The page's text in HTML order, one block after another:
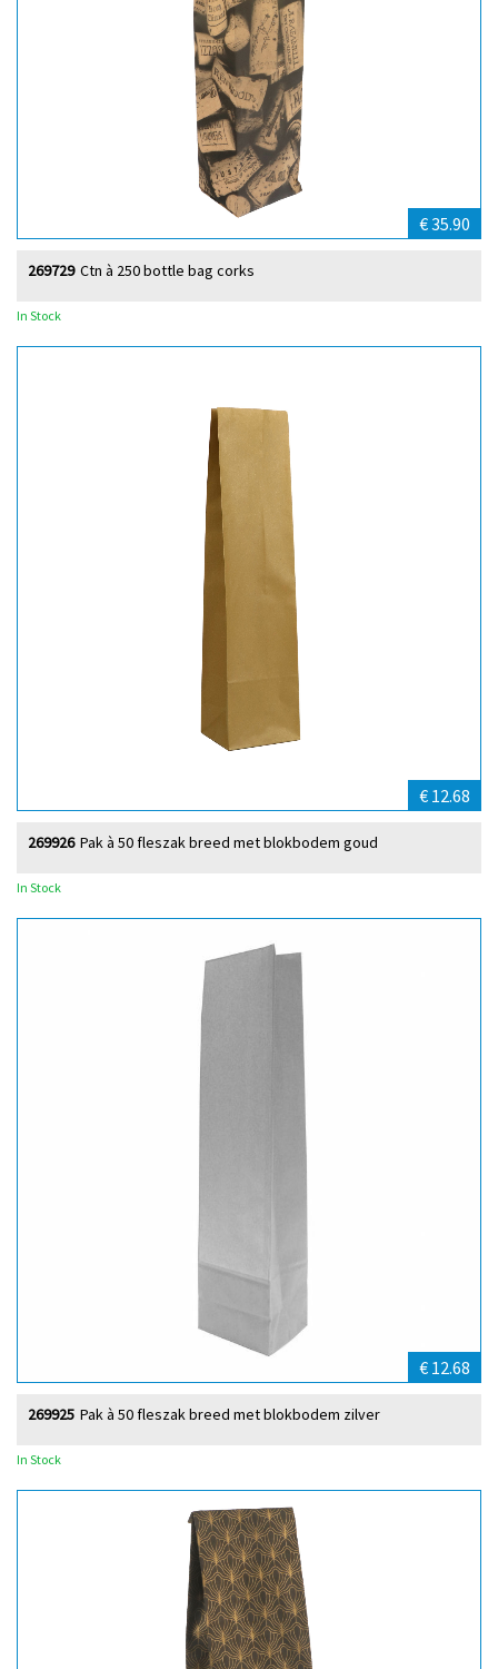
€ 35.90
Ctn à 250 bottle bag corks
269729
In Stock
€ 12.68
Pak à 50 fleszak breed met blokbodem goud
269926
In Stock
€ 12.68
Pak à 50 fleszak breed met blokbodem zilver
269925
In Stock